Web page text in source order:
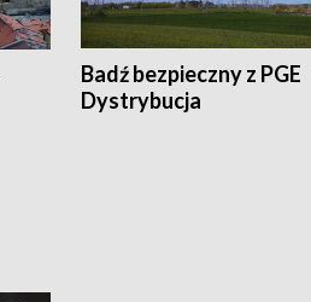
Badź bezpieczny z PGE
Dystrybucja